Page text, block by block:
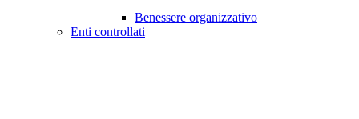
Benessere organizzativo
Enti controllati